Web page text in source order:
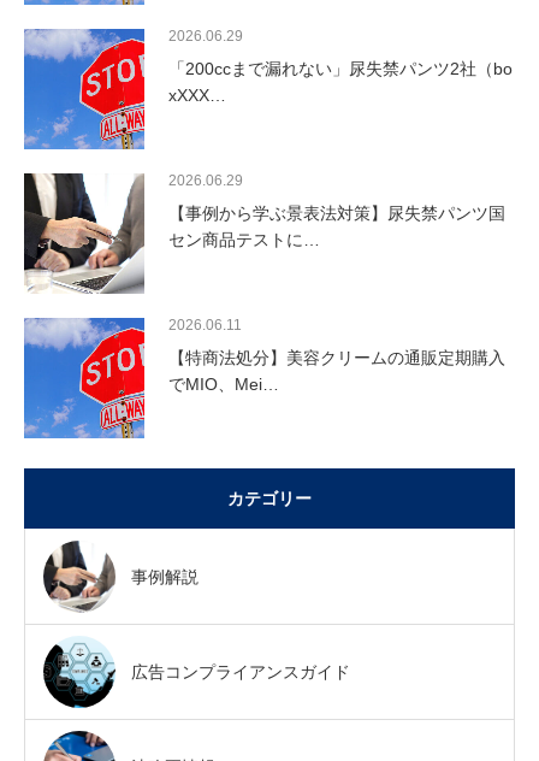
2026.06.29
「200ccまで漏れない」尿失禁パンツ2社（bo
xXXX…
2026.06.29
【事例から学ぶ景表法対策】尿失禁パンツ国
セン商品テストに…
2026.06.11
【特商法処分】美容クリームの通販定期購入
でMIO、Mei…
カテゴリー
事例解説
広告コンプライアンスガイド